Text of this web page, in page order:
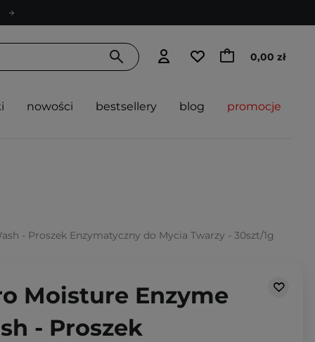
0,00 zł
nowości bestsellery blog promocje
- Proszek Enzymatyczny do Mycia Twarzy - 30szt/1g
Moisture Enzyme
- Proszek